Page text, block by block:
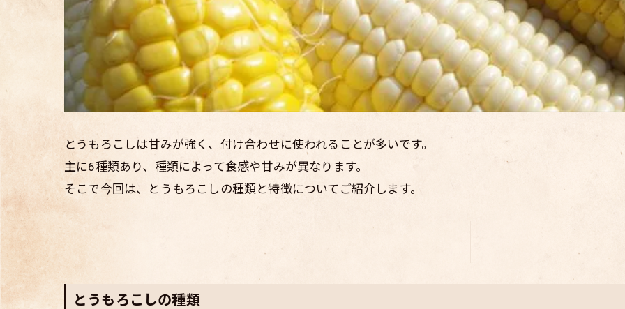
とうもろこしは甘みが強く、付け合わせに使われることが多いです。
主に6種類あり、種類によって食感や甘みが異なります。
そこで今回は、とうもろこしの種類と特徴についてご紹介します。
とうもろこしの種類